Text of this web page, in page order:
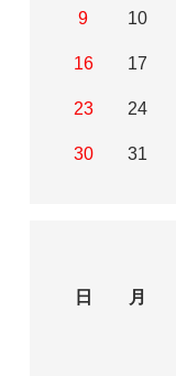
9 10
16 17
23 24
30 31
日
月